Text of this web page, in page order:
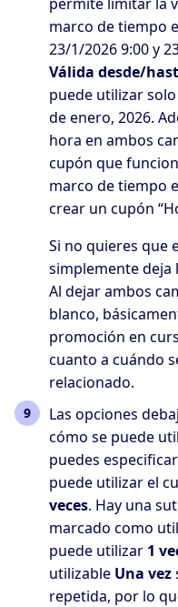
marco de tiempo
23/1/2026 9:00y
Válida desde/
puede utilizar
de enero, 2026.
hora en ambos
cupón que
marco de tiempo
crear un cupón
Si no quieres que
simplemente deja
Al dejar ambos
blanco,
promoción en
cuanto a cuándo
relacionado.
Las opciones
cómo se puede
puedes
puede utilizar el
veces. Hay una
marcado como
puede utilizar 1
utilizable Una vez
repetida, por lo